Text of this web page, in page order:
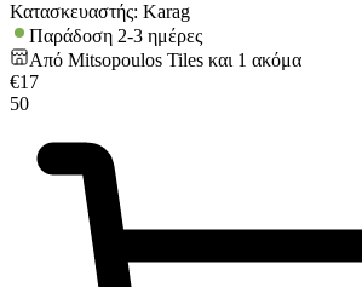
Κατασκευαστής: Karag
Παράδοση 2-3 ημέρες
Από Mitsopoulos Tiles και 1 ακόμα
€17
50